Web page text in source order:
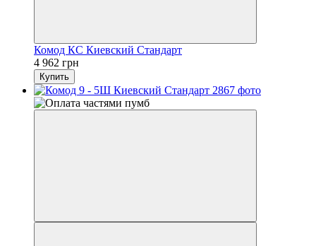
Комод КС Киевский Стандарт
4 962 грн
Купить